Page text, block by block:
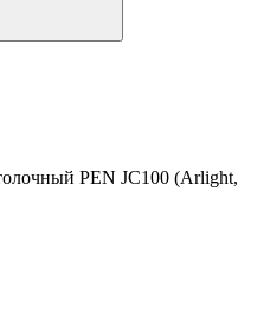
PEN JC100 (Arlight,